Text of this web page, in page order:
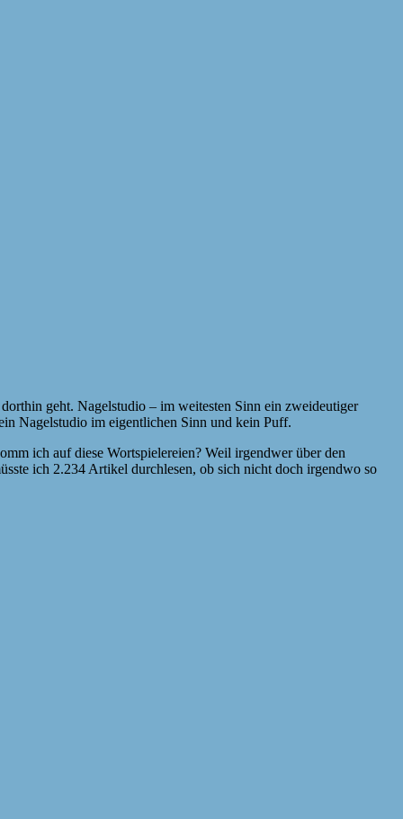
geht. Nagelstudio – im weitesten Sinn ein zweideutiger
Nagelstudio im eigentlichen Sinn und kein Puff.
ich auf diese Wortspielereien? Weil irgendwer über den
ich 2.234 Artikel durchlesen, ob sich nicht doch irgendwo so